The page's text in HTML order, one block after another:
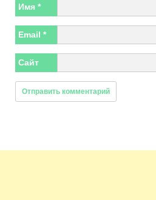
Имя *
Email *
Сайт